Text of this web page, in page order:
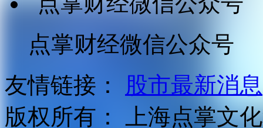
点掌财经微信公众号
友情链接：
股市最新消息
版权所有：
上海点掌文